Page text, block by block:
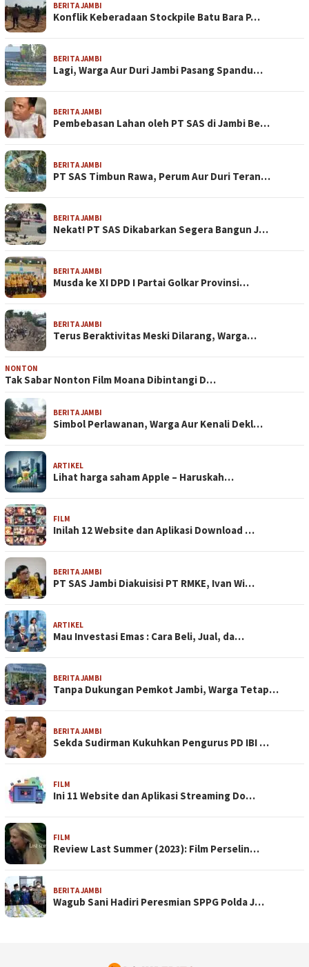
BERITA JAMBI
Konflik Keberadaan Stockpile Batu Bara P…
BERITA JAMBI
Lagi, Warga Aur Duri Jambi Pasang Spandu…
BERITA JAMBI
Pembebasan Lahan oleh PT SAS di Jambi Be…
BERITA JAMBI
PT SAS Timbun Rawa, Perum Aur Duri Teran…
BERITA JAMBI
Nekat! PT SAS Dikabarkan Segera Bangun J…
BERITA JAMBI
Musda ke XI DPD I Partai Golkar Provinsi…
BERITA JAMBI
Terus Beraktivitas Meski Dilarang, Warga…
NONTON
Tak Sabar Nonton Film Moana Dibintangi D…
BERITA JAMBI
Simbol Perlawanan, Warga Aur Kenali Dekl…
ARTIKEL
Lihat harga saham Apple – Haruskah…
FILM
Inilah 12 Website dan Aplikasi Download …
BERITA JAMBI
PT SAS Jambi Diakuisisi PT RMKE, Ivan Wi…
ARTIKEL
Mau Investasi Emas : Cara Beli, Jual, da…
BERITA JAMBI
Tanpa Dukungan Pemkot Jambi, Warga Tetap…
BERITA JAMBI
Sekda Sudirman Kukuhkan Pengurus PD IBI …
FILM
Ini 11 Website dan Aplikasi Streaming Do…
FILM
Review Last Summer (2023): Film Perselin…
BERITA JAMBI
Wagub Sani Hadiri Peresmian SPPG Polda J…